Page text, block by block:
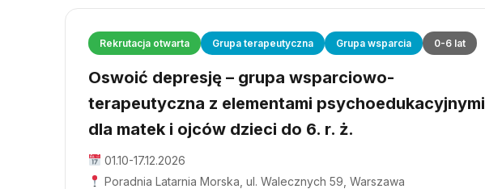
Rekrutacja otwarta Grupa terapeutyczna Grupa wsparcia 0-6 lat
Oswoić depresję – grupa wsparciowo-
terapeutyczna z elementami psychoedukacyjnymi
dla matek i ojców dzieci do 6. r. ż.
01.10-17.12.2026
Poradnia Latarnia Morska, ul. Walecznych 59, Warszawa